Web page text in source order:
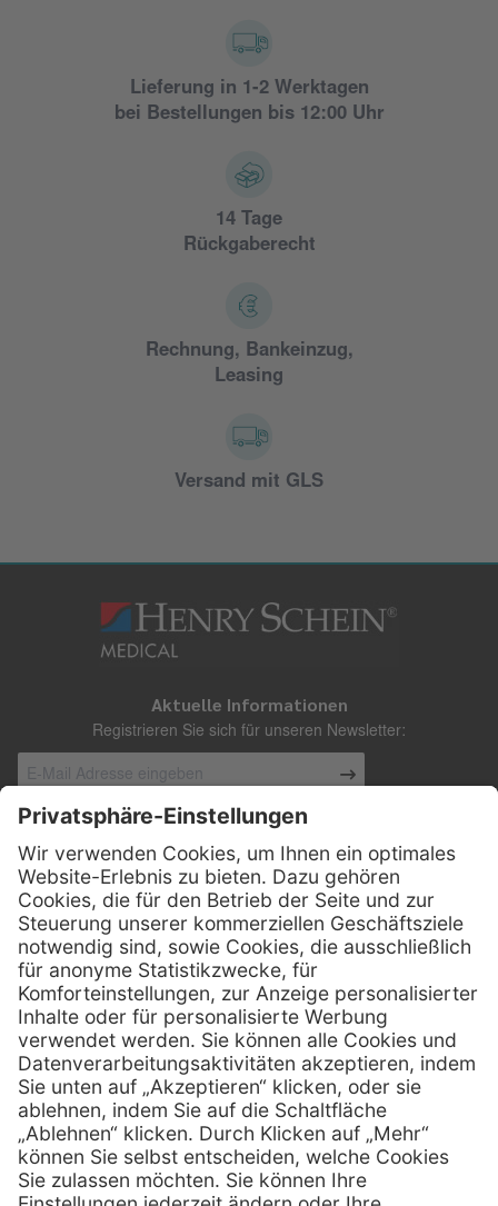
Lieferung in 1-2 Werktagen
bei Bestellungen bis 12:00 Uhr
14 Tage
Rückgaberecht
Rechnung, Bankeinzug,
Leasing
Versand mit GLS
Aktuelle Informationen
Registrieren Sie sich für unseren Newsletter:
Kontakt
Henry Schein Medical Austria GmbH
Schönbrunner Straße 297
A-1120 Wien
01 / 718 19 61 99
Telefax:01 / 718 19 61 23
E-Mail: info @ henryscheinmed.at
Services
Vorteile
Eigenmarke
Hilfe
FAQs
Kontakt